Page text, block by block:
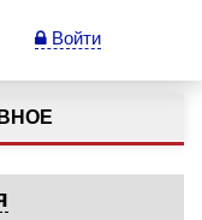
Войти